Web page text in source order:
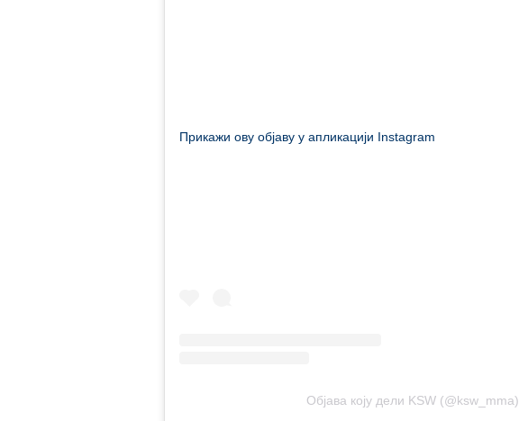
Прикажи ову објаву у апликацији Instagram
Објава коју дели KSW (@ksw_mma)